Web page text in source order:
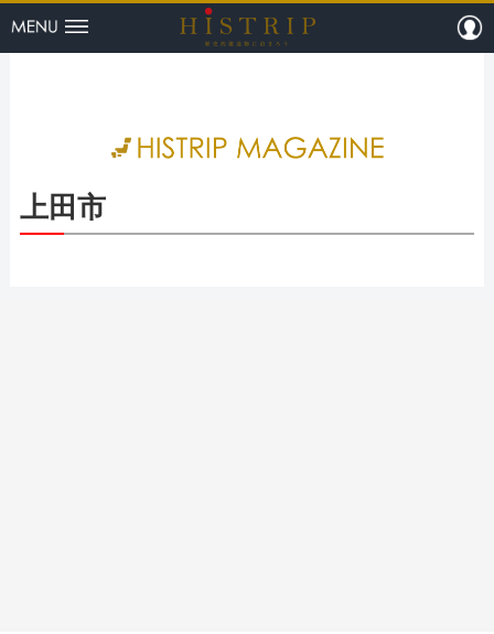
HISTRIP（
上田市